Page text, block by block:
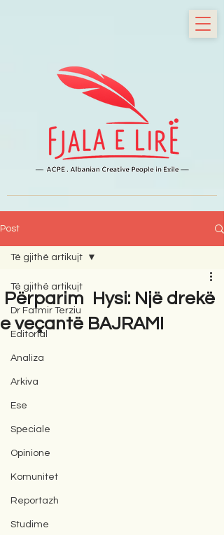
Post
Të gjithë artikujt
Dr Fatmir Terziu
Editorial
Analiza
Arkiva
Ese
Speciale
Opinione
Komunitet
Reportazh
Studime
Të gjithë artikujt
Përparim Hysi: Një drekë
e veçantë BAJRAMI